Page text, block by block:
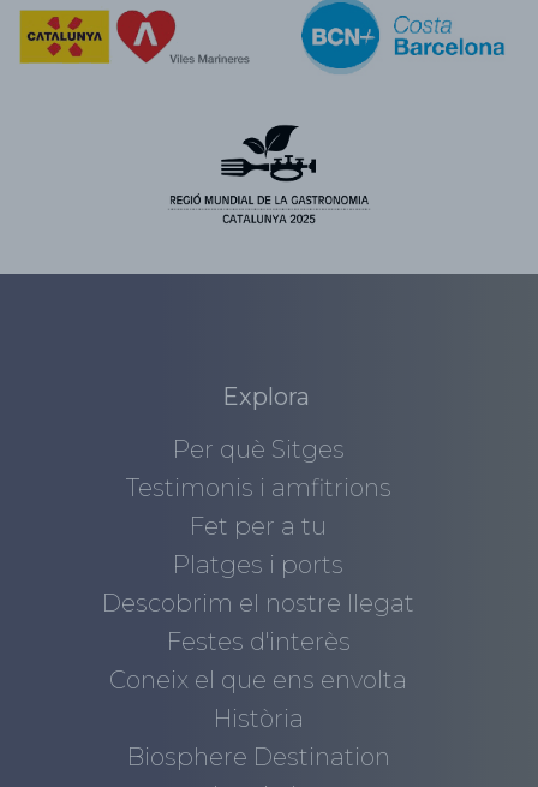
Explora
Per què Sitges
Testimonis i amfitrions
Fet per a tu
Platges i ports
Descobrim el nostre llegat
Festes d'interès
Coneix el que ens envolta
Història
Biosphere Destination